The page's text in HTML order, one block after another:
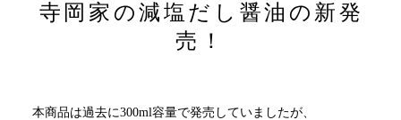
寺岡家の減塩だし醤油の新発
売！
本商品は過去に300ml容量で発売していましたが、